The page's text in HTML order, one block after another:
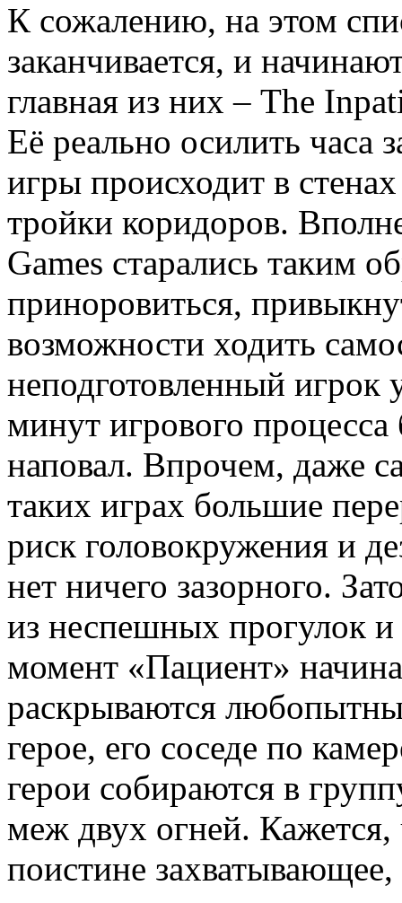
К сожалению, на этом
заканчивается, и
главная из них – The
Её реально осилить часа
игры происходит в
тройки коридоров.
Games старались таким
приноровиться,
возможности ходить
неподготовленный игрок
минут игрового
наповал. Впрочем, даже
таких играх большие
риск головокружения и
нет ничего зазорного.
из неспешных прогулок
момент «Пациент»
раскрываются
герое, его соседе по
герои собираются в
меж двух огней. Кажется,
поистине